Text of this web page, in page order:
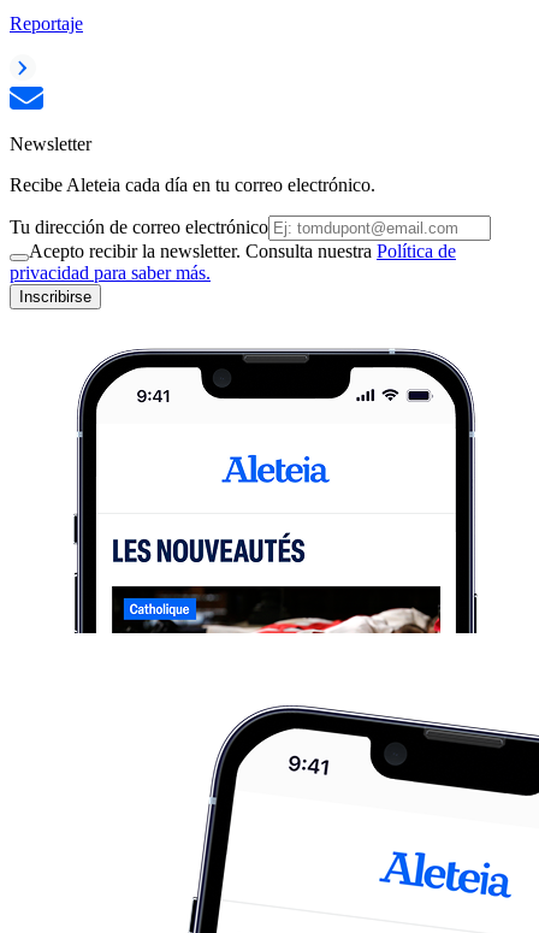
Reportaje
Newsletter
Recibe Aleteia cada día en tu correo electrónico.
Tu dirección de correo electrónico
Acepto recibir la newsletter. Consulta nuestra Política de
privacidad para saber más.
Inscribirse